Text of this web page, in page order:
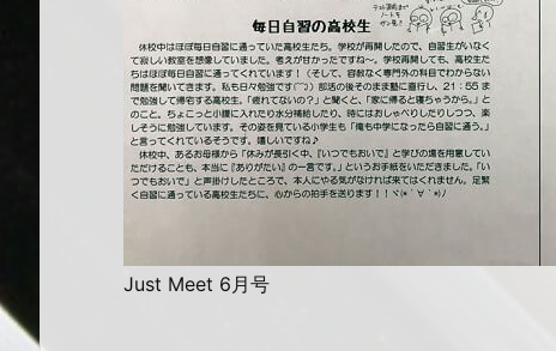
Just Meet 6月号